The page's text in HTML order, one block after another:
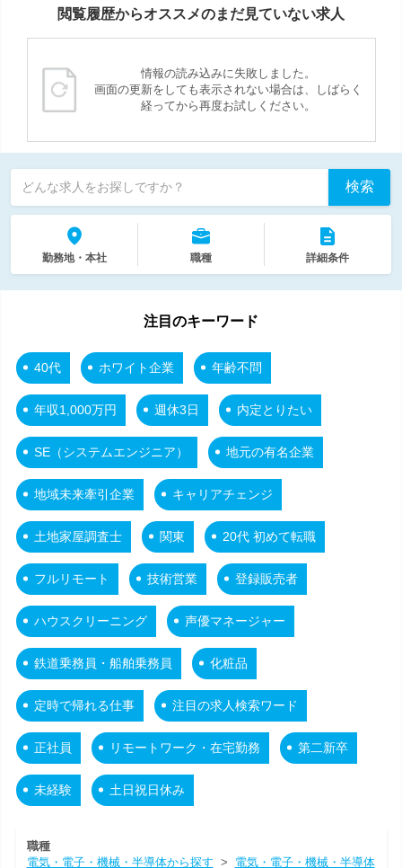
閲覧履歴からオススメのまだ見ていない求人
情報の読み込みに失敗しました。
画面の更新をしても表示されない場合は、しばらく
経ってから再度お試しください。
どんな求人をお探しですか？ 検索
勤務地・本社 職種 詳細条件
注目のキーワード
40代 ホワイト企業 年齢不問
年収1,000万円 週休3日 内定とりたい
SE（システムエンジニア） 地元の有名企業
地域未来牽引企業 キャリアチェンジ
土地家屋調査士 関東 20代 初めて転職
フルリモート 技術営業 登録販売者
ハウスクリーニング 声優マネージャー
鉄道乗務員・船舶乗務員 化粧品
定時で帰れる仕事 注目の求人検索ワード
正社員 リモートワーク・在宅勤務 第二新卒
未経験 土日祝日休み
職種
電気・電子・機械・半導体から探す > 電気・電子・機械・半導体